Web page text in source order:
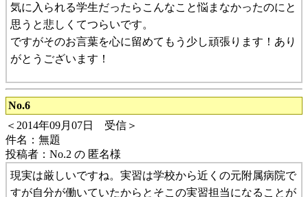
気に入られる学生だったらこんなこと悩まなかったのにと
思うと悲しくてつらいです。
ですがそのお言葉を心に留めてもう少し頑張ります！あり
がとうございます！
No.6
＜2014年09月07日 受信＞
件名：無題
投稿者：No.2 の 匿名様
現実は厳しいですね。実習は学校から近くの元附属病院で
すが自分が働いていたからとそこの実習担当になることが